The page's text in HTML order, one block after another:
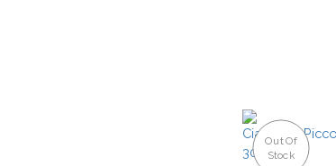
Out Of
Stock